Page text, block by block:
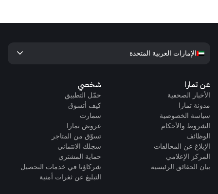
عن تمارا
الأخبار الصحفية
مدونة تمارا
سياسة الخصوصية
الشروط والأحكام
الوظائف
الإبلاغ عن المخالفات
المركز الإعلامي
بيان الحقائق الرئيسية
شخصي
حمّل التطبيق
كيف أتسوق
سمارت
عروض تمارا
تسوّق من المتاجر
سجلك الائتماني
حماية المشتري
شركاؤنا في خدمات التحصيل
التبليغ عن ثغرات أمنية
الإمارات العربية المتحدة keyboard_arrow_down